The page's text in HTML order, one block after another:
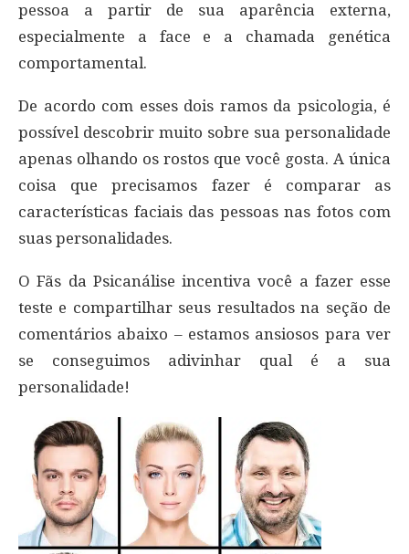
pessoa a partir de sua aparência externa,
especialmente a face e a chamada genética
comportamental.
De acordo com esses dois ramos da psicologia, é
possível descobrir muito sobre sua personalidade
apenas olhando os rostos que você gosta. A única
coisa que precisamos fazer é comparar as
características faciais das pessoas nas fotos com
suas personalidades.
O Fãs da Psicanálise incentiva você a fazer esse
teste e compartilhar seus resultados na seção de
comentários abaixo – estamos ansiosos para ver
se conseguimos adivinhar qual é a sua
personalidade!